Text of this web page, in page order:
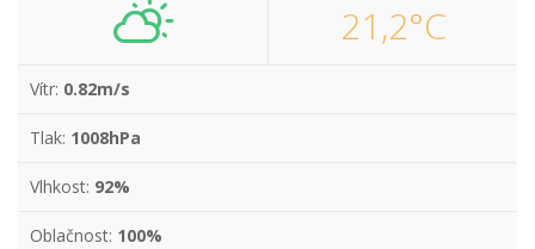
21,2°C
Vítr: 0.82m/s
Tlak: 1008hPa
Vlhkost: 92%
Oblačnost: 100%